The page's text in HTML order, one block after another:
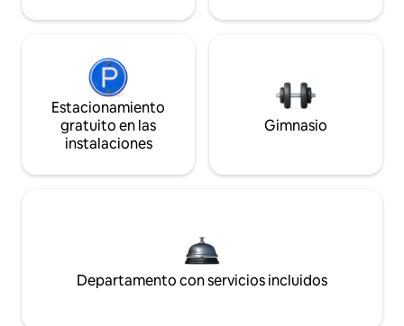
Estacionamiento
gratuito en las
instalaciones
Gimnasio
Departamento con servicios incluidos